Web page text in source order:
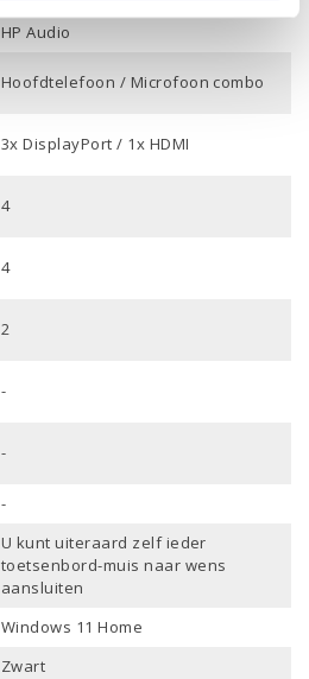
HP Audio
Hoofdtelefoon / Microfoon combo
3x DisplayPort / 1x HDMI
4
4
2
-
-
-
U kunt uiteraard zelf ieder
toetsenbord-muis naar wens
aansluiten
Windows 11 Home
Zwart